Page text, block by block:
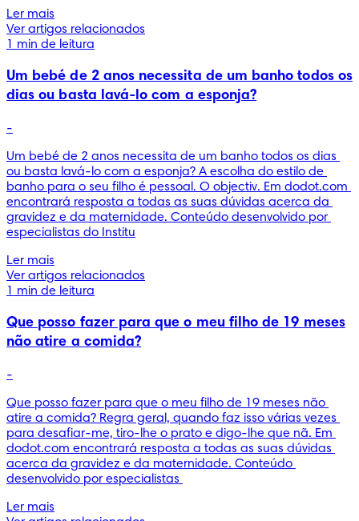
Ler mais
Ver artigos relacionados
1 min de leitura
Um bebé de 2 anos necessita de um banho todos os
dias ou basta lavá-lo com a esponja?
-
Um bebé de 2 anos necessita de um banho todos os dias
ou basta lavá-lo com a esponja? A escolha do estilo de
banho para o seu filho é pessoal. O objectiv. Em dodot.com
encontrará resposta a todas as suas dúvidas acerca da
gravidez e da maternidade. Conteúdo desenvolvido por
especialistas do Institu
Ler mais
Ver artigos relacionados
1 min de leitura
Que posso fazer para que o meu filho de 19 meses
não atire a comida?
-
Que posso fazer para que o meu filho de 19 meses não
atire a comida? Regra geral, quando faz isso várias vezes
para desafiar-me, tiro-lhe o prato e digo-lhe que nã. Em
dodot.com encontrará resposta a todas as suas dúvidas
acerca da gravidez e da maternidade. Conteúdo
desenvolvido por especialistas
Ler mais